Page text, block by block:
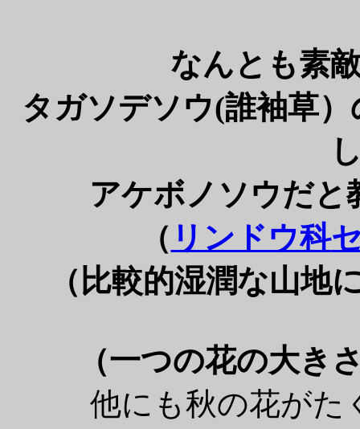
なんとも素
タガソデソウ(誰袖草
アケボノソウだ
（ リンドウ科
（比較的湿潤な山地
（一つの花の大き
他にも秋の花がた